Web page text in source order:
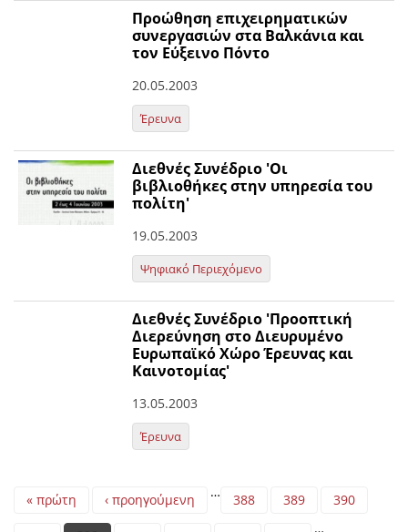
Προώθηση επιχειρηματικών
συνεργασιών στα Βαλκάνια και
τον Εύξεινο Πόντο
20.05.2003
Έρευνα
Διεθνές Συνέδριο 'Οι
βιβλιοθήκες στην υπηρεσία του
πολίτη'
19.05.2003
Ψηφιακό Περιεχόμενο
Διεθνές Συνέδριο 'Προοπτική
Διερεύνηση στο Διευρυμένο
Ευρωπαϊκό Χώρο Έρευνας και
Καινοτομίας'
13.05.2003
Έρευνα
Pages
« πρώτη ‹ προηγούμενη … 388 389 390
…